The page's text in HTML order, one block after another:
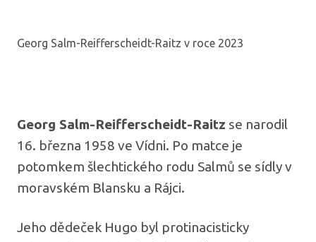
Georg Salm-Reifferscheidt-Raitz v roce 2023
Georg Salm-Reifferscheidt-Raitz se narodil
16. března 1958 ve Vídni. Po matce je
potomkem šlechtického rodu Salmů se sídly v
moravském Blansku a Rájci.
Jeho dědeček Hugo byl protinacisticky